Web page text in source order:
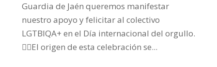
Guardia de Jaén queremos manifestar
nuestro apoyo y felicitar al colectivo
LGTBIQA+ en el Día internacional del orgullo.
‍❤‍‍‍❤‍‍El origen de esta celebración se...